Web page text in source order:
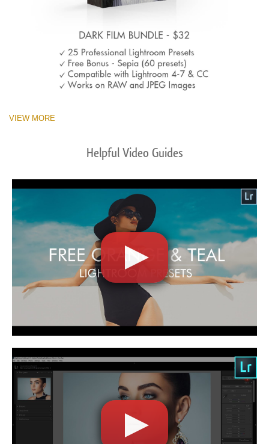
VIEW MORE
Helpful Video Guides